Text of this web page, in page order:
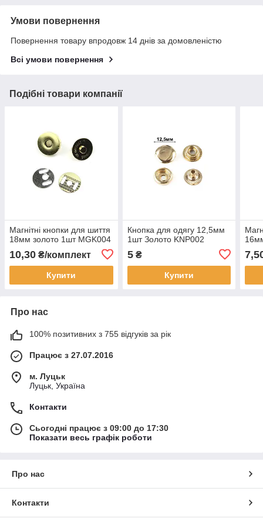
Умови повернення
Повернення товару впродовж 14 днів за домовленістю
Всі умови повернення
Подібні товари компанії
Магнітні кнопки для шиття
18мм золото 1шт MGK004
10,30 ₴/комплект
Купити
Кнопка для одягу 12,5мм
1шт Золото KNP002
5₴
Купити
Про нас
100% позитивних з 755 відгуків за рік
Працює з 27.07.2016
м. Луцьк
Луцьк, Україна
Контакти
Сьогодні працює з 09:00 до 17:30
Показати весь графік роботи
Про нас
Контакти